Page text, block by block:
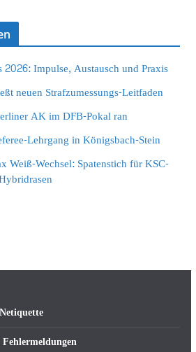
Impulse, Austausch und Praxis
neuen Strafzumessungs-Leitfaden
AK im DFB-Pokal ran
Lehrgang in Königsbach-Stein
Weiß-Wechsel: Spatenstich für KSC-